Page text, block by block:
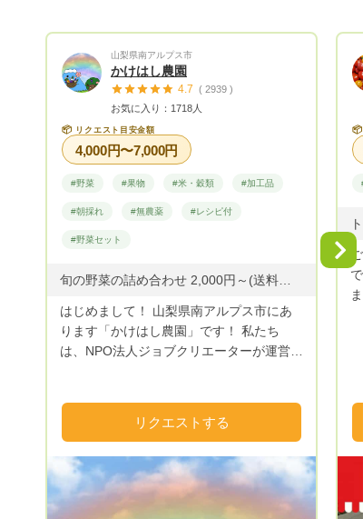
山梨県南アルプス市
かけはし農園
4.7 ( 2939 )
お気に入り：1718人
📦 リクエスト目安金額
4,000円〜7,000円
#野菜 #果物 #米・穀類 #加工品
#朝採れ #無農薬 #レシピ付
#野菜セット
はじめまして！ 山梨県南アルプス市にあ
ります「かけはし農園」です！ 私たち
は、NPO法人ジョブクリエーターが運営す
けはし農園」で野菜を作っています。 南
アルプスの雪解け水をふんだんに使い、栽
（「無農薬」という表記は使ってはいけな
いためこのような表現となっています）
また化学肥料は一切使用せず有機質肥料で
リクエストする
📦